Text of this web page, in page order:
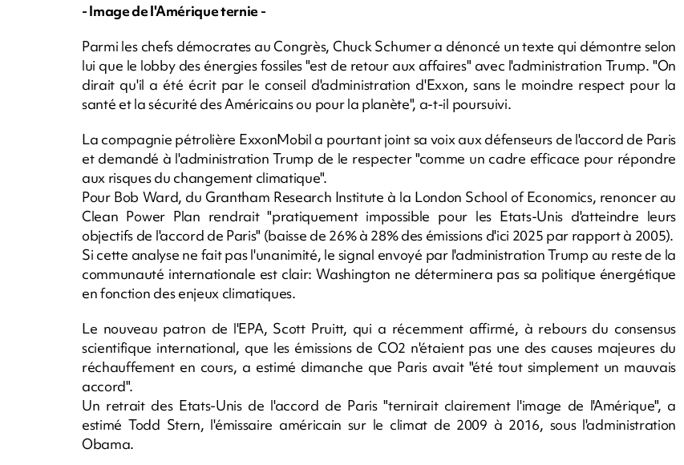
- Image de l'Amérique ternie -
Parmi les chefs démocrates au Congrès, Chuck Schumer a dénoncé un texte qui démontre selon
lui que le lobby des énergies fossiles "est de retour aux affaires" avec l'administration Trump. "On
dirait qu'il a été écrit par le conseil d'administration d'Exxon, sans le moindre respect pour la
santé et la sécurité des Américains ou pour la planète", a-t-il poursuivi.
La compagnie pétrolière ExxonMobil a pourtant joint sa voix aux défenseurs de l'accord de Paris
et demandé à l'administration Trump de le respecter "comme un cadre efficace pour répondre
aux risques du changement climatique".
Pour Bob Ward, du Grantham Research Institute à la London School of Economics, renoncer au
Clean Power Plan rendrait "pratiquement impossible pour les Etats-Unis d'atteindre leurs
objectifs de l'accord de Paris" (baisse de 26% à 28% des émissions d'ici 2025 par rapport à 2005).
Si cette analyse ne fait pas l'unanimité, le signal envoyé par l'administration Trump au reste de la
communauté internationale est clair: Washington ne déterminera pas sa politique énergétique
en fonction des enjeux climatiques.
Le nouveau patron de l'EPA, Scott Pruitt, qui a récemment affirmé, à rebours du consensus
scientifique international, que les émissions de CO2 n'étaient pas une des causes majeures du
réchauffement en cours, a estimé dimanche que Paris avait "été tout simplement un mauvais
accord".
Un retrait des Etats-Unis de l'accord de Paris "ternirait clairement l'image de l'Amérique", a
estimé Todd Stern, l'émissaire américain sur le climat de 2009 à 2016, sous l'administration
Obama.